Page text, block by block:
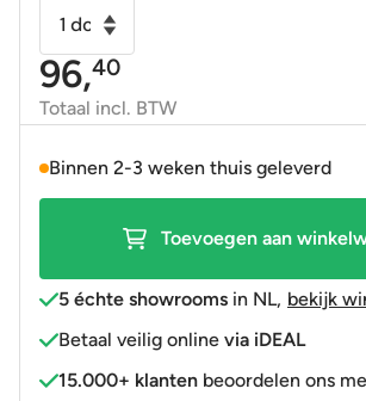
Wandtegel
Scarlet
grijs
gepolijst
100x100
gerectificeerd
aantal
96,40
Totaal incl. BTW
Binnen 2-3 weken thuis geleverd
Toevoegen aan
5 échte showrooms in NL, bekijk
Betaal veilig online via iDEAL
15.000+ klanten beoordelen ons